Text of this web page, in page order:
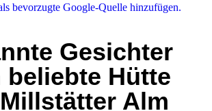
bevorzugte Google-Quelle hinzufügen.
Gesichter
beliebte Hütte
Alm